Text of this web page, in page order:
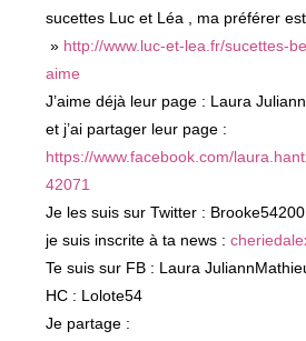
sucettes Luc et Léa , ma préférer
» http://www.luc-et-lea.fr/sucettes-
aime
J’aime déjà leur page : Laura
et j’ai partager leur page :
https://www.facebook.com/
42071
Je les suis sur Twitter : Brooke54200
je suis inscrite à ta news :
Te suis sur FB : Laura
HC : Lolote54
Je partage :